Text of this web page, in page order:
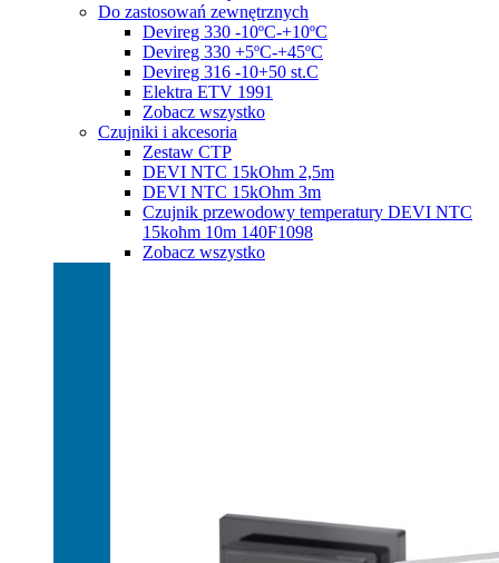
Do zastosowań zewnętrznych
Devireg 330 -10ºC-+10ºC
Devireg 330 +5ºC-+45ºC
Devireg 316 -10+50 st.C
Elektra ETV 1991
Zobacz wszystko
Czujniki i akcesoria
Zestaw CTP
DEVI NTC 15kOhm 2,5m
DEVI NTC 15kOhm 3m
Czujnik przewodowy temperatury DEVI NTC
15kohm 10m 140F1098
Zobacz wszystko